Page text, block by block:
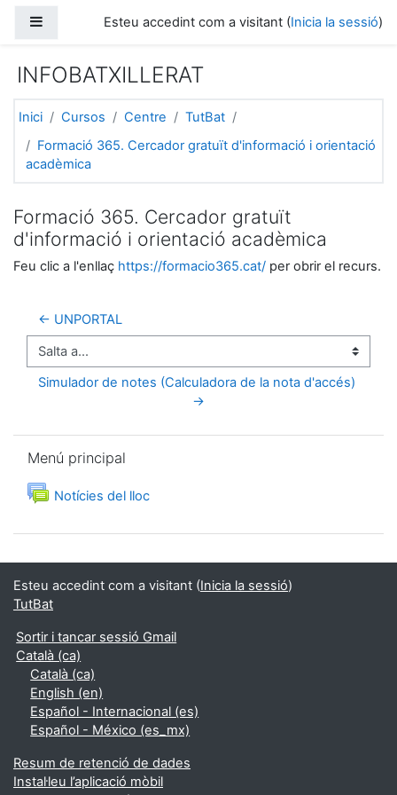
Panell lateralEsteu accedint com a visitant (Inicia la sessió)
INFOBATXILLERAT
Inici Cursos Centre
TutBat
Formació 365. Cercador gratuït d'informació i orientació
acadèmica
Formació 365. Cercador gratuït
d'informació i orientació acadèmica
Feu clic a l'enllaç https://formacio365.cat/ per obrir el recurs.
← UNPORTAL
Salta a...
Simulador de notes (Calculadora de la nota d'accés)
→
Menú principal
Notícies del llocFòrum
Esteu accedint com a visitant (Inicia la sessió)
TutBat
Sortir i tancar sessió Gmail
Català ‎(ca)‎
Català ‎(ca)‎
English ‎(en)‎
Español - Internacional ‎(es)‎
Español - México ‎(es_mx)‎
Resum de retenció de dades
Instal·leu l’aplicació mòbil